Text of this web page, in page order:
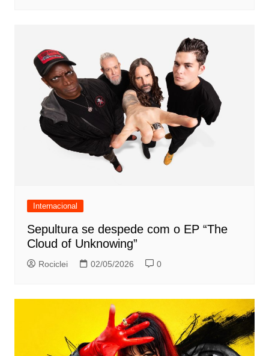
Internacional
Sepultura se despede com o EP “The
Cloud of Unknowing”
Rociclei 02/05/2026 0